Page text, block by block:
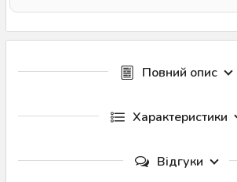
Повний опис
Характеристики
Відгуки